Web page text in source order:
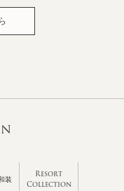
装
Resort
Collection